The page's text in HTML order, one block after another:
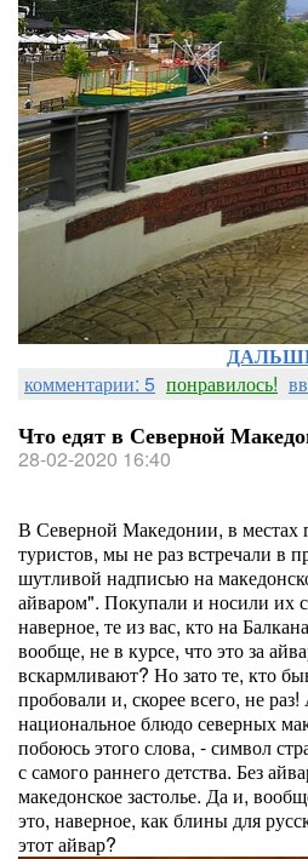
комментарии: 5 понравилось!
Что едят в Северной
28-02-2020 16:40
В Северной Македонии, в местах
туристов, мы не раз встречали в
шутливой надписью на
айваром". Покупали и носили их
наверное, те из вас, кто на
вообще, не в курсе, что это за
вскармливают? Но зато те, кто
пробовали и, скорее всего, не
национальное блюдо северных
побоюсь этого слова, - символ
с самого раннего детства. Без
македонское застолье. Да и,
это, наверное, как блины для
этот айвар?